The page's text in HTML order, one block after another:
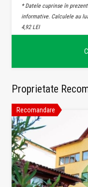
* Datele cuprinse în
informative. Calculele au
4,92 LEI
Proprietate
Recomandare